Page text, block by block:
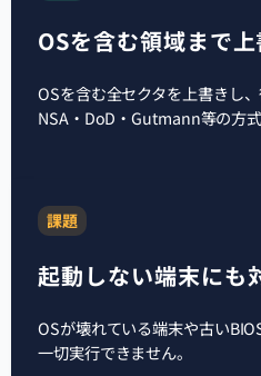
OSを含む領域まで
OSを含む全セクタを上書きし
NSA・DoD・Gutmann等の方式
課題
起動しない端末にも
OSが壊れている端末や古い
一切実行できません。